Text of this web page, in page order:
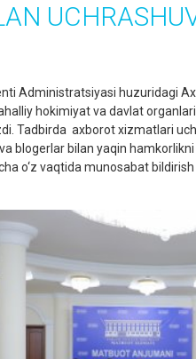
Administratsiyasi huzuridagi
hokimiyat va davlat
Tadbirda axborot xizmatlari
blogerlar bilan yaqin hamkorlikni
o‘z vaqtida munosabat